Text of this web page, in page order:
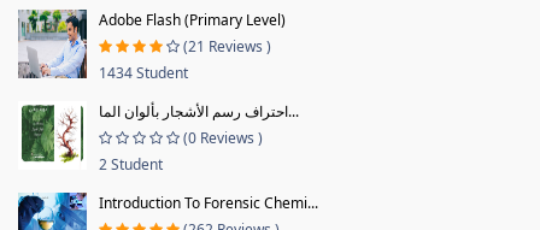
Adobe Flash (Primary Level)
(21 Reviews )
1434 Student
احتراف رسم الأشجار بألوان الما...
(0 Reviews )
2 Student
Introduction To Forensic Chemi...